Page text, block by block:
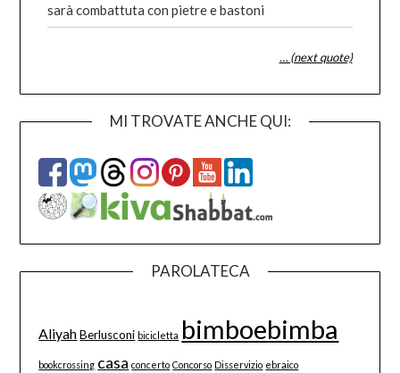
sarà combattuta con pietre e bastoni
… (next quote)
MI TROVATE ANCHE QUI:
PAROLATECA
Aliyah Berlusconi bicicletta bimboebimba
bookcrossing casa concerto Concorso Disservizio ebraico